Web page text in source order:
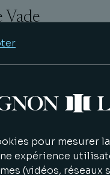
Vade
les
malware/
en 2009,
et des MSP avec
pour mesurer
expérience
(vidéos, réseaux